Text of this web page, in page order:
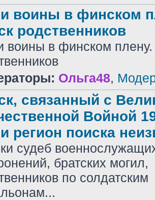
воины в финском
родственников
воины в финском плену.
Ольга48,
связанный с
Войной
регион поиска
судеб
братских могил,
по солдатским